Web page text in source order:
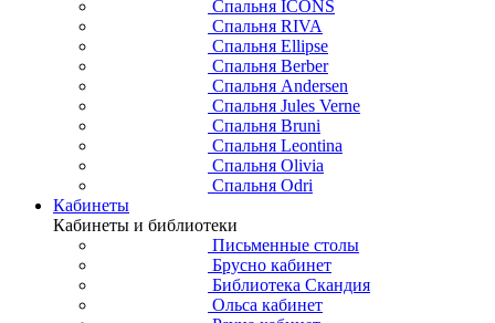
Спальня ICONS
Спальня RIVA
Спальня Ellipse
Спальня Berber
Спальня Andersen
Спальня Jules Verne
Спальня Bruni
Спальня Leontina
Спальня Olivia
Спальня Odri
Кабинеты
Кабинеты и библиотеки
Письменные столы
Брусно кабинет
Библиотека Скандия
Ольса кабинет